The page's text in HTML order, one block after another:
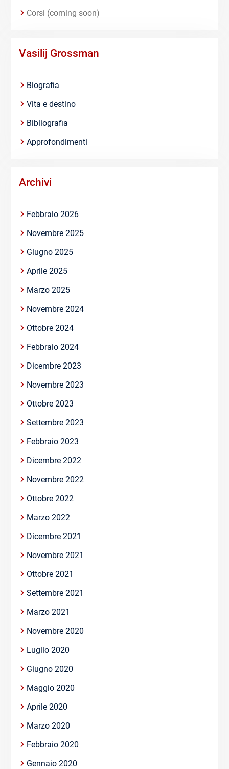
Corsi (coming soon)
Vasilij Grossman
Biografia
Vita e destino
Bibliografia
Approfondimenti
Archivi
Febbraio 2026
Novembre 2025
Giugno 2025
Aprile 2025
Marzo 2025
Novembre 2024
Ottobre 2024
Febbraio 2024
Dicembre 2023
Novembre 2023
Ottobre 2023
Settembre 2023
Febbraio 2023
Dicembre 2022
Novembre 2022
Ottobre 2022
Marzo 2022
Dicembre 2021
Novembre 2021
Ottobre 2021
Settembre 2021
Marzo 2021
Novembre 2020
Luglio 2020
Giugno 2020
Maggio 2020
Aprile 2020
Marzo 2020
Febbraio 2020
Gennaio 2020